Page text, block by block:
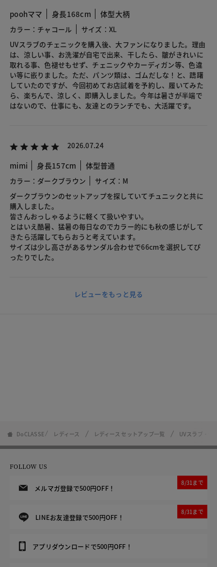
poohママ 身長168cm 体型大柄
カラー：チャコール
サイズ：XL
UVスラブのチェニックを購入後、大ファンになりました。理由
は、涼しい事、お洗濯が自宅で出来、干したら、皺がきれいに
取れる事、色褪せもせず、チェニックやカーディガン等、色違
い等に嵌りました。ただ、パンツ類は、ゴムだしな！と、躊躇
していたのですが、今回初めてお店試着を予約し、履いてみた
ら、楽ちんで、涼しく、即購入しました。今年は暑さが半端で
はないので、仕事にも、友達とのランチでも、大活躍です。
2026.07.24
mimi 身長157cm 体型普通
カラー：ダークブラウン
サイズ：M
ダークブラウンのセットアップを探していてチュニックと共に
購入しました。
皆さんおっしゃるように軽くて扱いやすい。
とはいえ酷暑、猛暑の毎日なのでカラー的にも秋の感じがして
きたら活躍してもらおうと考えています。
サイズは少し高さがあるサンダル合わせで66cmを選択してぴ
ったりでした。
レビューをもっと見る
DoCLASSE レディース レディース セットアップ一覧 UVスラブ・セ
FOLLOW US
メルマガ登録で500円OFF！
8/31まで
LINEお友達登録で500円OFF！
8/31まで
アプリダウンロードで500円OFF！